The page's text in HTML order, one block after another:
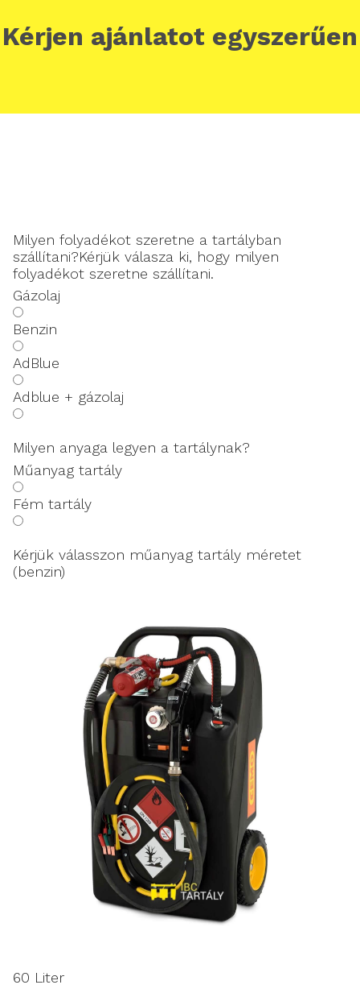
Kérjen ajánlatot egyszerűen
Milyen folyadékot szeretne a tartályban
szállítani?Kérjük válasza ki, hogy milyen
folyadékot szeretne szállítani.
Gázolaj
Benzin
AdBlue
Adblue + gázolaj
Milyen anyaga legyen a tartálynak?
Műanyag tartály
Fém tartály
Kérjük válasszon műanyag tartály méretet
(benzin)
60 Liter